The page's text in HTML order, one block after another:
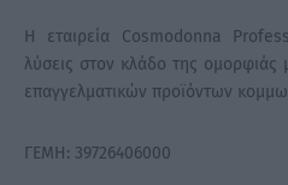
Η εταιρεία Cosmodonna
λύσεις στον κλάδο της
επαγγελματικών προϊόντων
ΓΕΜΗ: 39726406000